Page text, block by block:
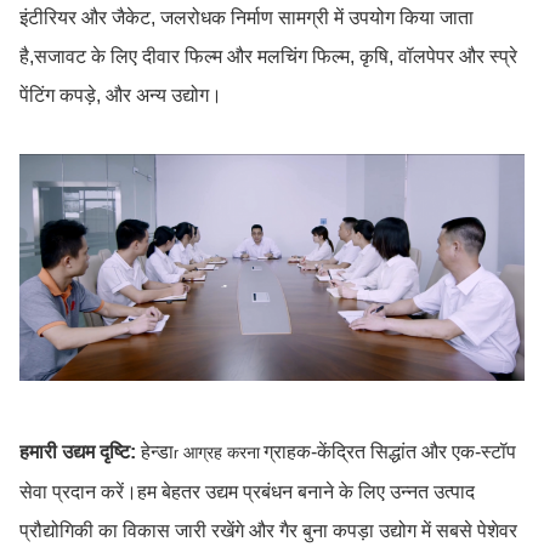
इंटीरियर और जैकेट, जलरोधक निर्माण सामग्री में उपयोग किया जाता
है,सजावट के लिए दीवार फिल्म और मलचिंग फिल्म, कृषि, वॉलपेपर और स्प्रे
पेंटिंग कपड़े, और अन्य उद्योग।
हमारी उद्यम दृष्टि: हेन्डाr आग्रह करनाग्राहक-केंद्रित सिद्धांत और एक-स्टॉप
सेवा प्रदान करें।हम बेहतर उद्यम प्रबंधन बनाने के लिए उन्नत उत्पाद
प्रौद्योगिकी का विकास जारी रखेंगे और गैर बुना कपड़ा उद्योग में सबसे पेशेवर